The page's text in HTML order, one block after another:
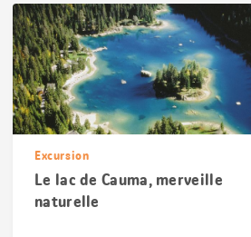
Excursion
Le lac de Cauma, merveille
naturelle